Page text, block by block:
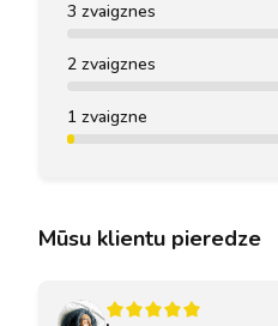
3 zvaigznes
2 zvaigznes
1 zvaigzne
Mūsu klientu pieredze